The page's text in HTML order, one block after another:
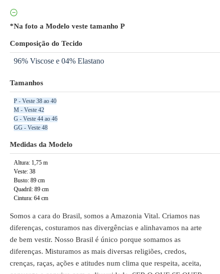
*Na foto a Modelo veste tamanho P
Composição do Tecido
96% Viscose e 04% Elastano
Tamanhos
P - Veste 38 ao 40
M - Veste 42
G - Veste 44 ao 46
GG - Veste 48
Medidas da Modelo
Altura: 1,75 m
Veste: 38
Busto: 89 cm
Quadril: 89 cm
Cintura: 64 cm
Somos a cara do Brasil, somos a Amazonia Vital. Criamos nas
diferenças, costuramos nas divergências e alinhavamos na arte
de bem vestir. Nosso Brasil é único porque somamos as
diferenças. Misturamos as mais diversas religiões, credos,
crenças, raças, ações e atitudes num clima que respeita, aceita,